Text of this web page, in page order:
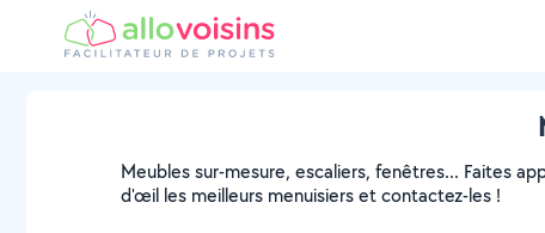
Meubles sur-mesure, escaliers, fenêtres... Faites
d'œil les meilleurs menuisiers et contactez-les !